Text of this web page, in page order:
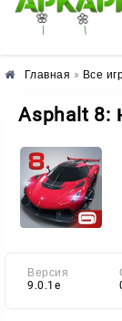
🌸 🌼
Главная » Все
Asphalt 8:
Версия
9.0.1e